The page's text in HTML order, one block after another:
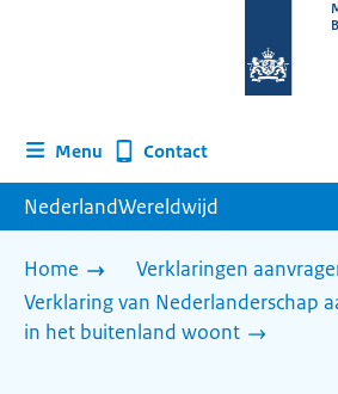
homepage
Menu Contact
NederlandWereldwijd
Home
Verklaringen
Verklaring van Nederlanderschap
in het buitenland woont